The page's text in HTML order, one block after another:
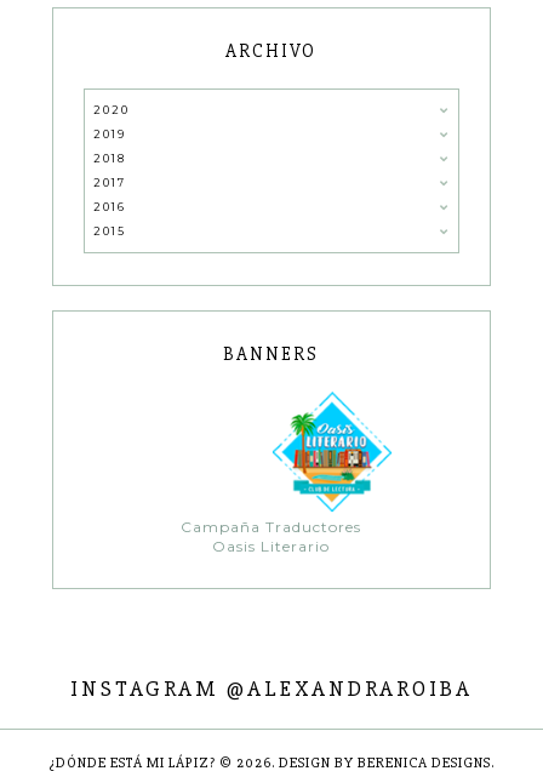
ARCHIVO
2020
2019
2018
2017
2016
2015
BANNERS
Campaña Traductores
Oasis Literario
INSTAGRAM @ALEXANDRAROIBA
¿DÓNDE ESTÁ MI LÁPIZ? © 2026. DESIGN BY BERENICA DESIGNS.